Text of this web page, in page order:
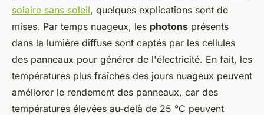
solaire sans soleil, quelques explications sont de
mises. Par temps nuageux, les photons présents
dans la lumière diffuse sont captés par les cellules
des panneaux pour générer de l'électricité. En fait, les
températures plus fraîches des jours nuageux peuvent
améliorer le rendement des panneaux, car des
températures élevées au-delà de 25 °C peuvent